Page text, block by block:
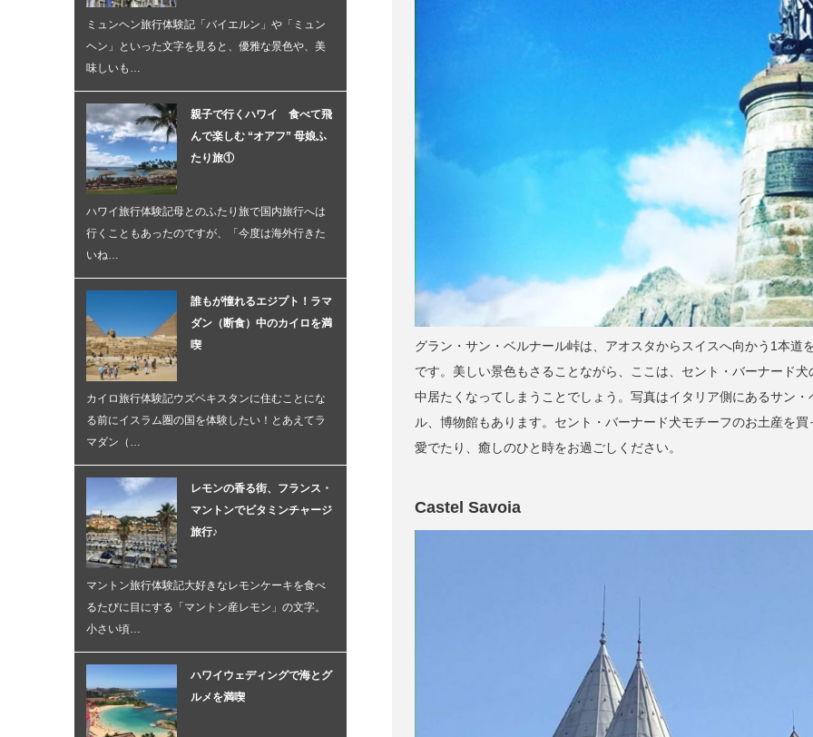
グラン・サン・ベルナール峠は、アオスタからスイスへ向かう1本
です。美しい景色もさることながら、ここは、セント・バーナード
中居たくなってしまうことでしょう。写真はイタリア側にあるサン
ル、博物館もあります。セント・バーナード犬モチーフのお土産を
愛でたり、癒しのひと時をお過ごしください。
Castel Savoia
ミュンヘン旅行体験記「バイエルン」や「ミュン
ヘン」といった文字を見ると、優雅な景色や、美
味しいも…
親子で行くハワイ 食べて飛
んで楽しむ “オアフ” 母娘ふ
たり旅①
ハワイ旅行体験記母とのふたり旅で国内旅行へは
行くこともあったのですが、「今度は海外行きた
いね…
誰もが憧れるエジプト！ラマ
ダン（断食）中のカイロを満
喫
カイロ旅行体験記ウズベキスタンに住むことにな
る前にイスラム圏の国を体験したい！とあえてラ
マダン（…
レモンの香る街、フランス・
マントンでビタミンチャージ
旅行♪
マントン旅行体験記大好きなレモンケーキを食べ
るたびに目にする「マントン産レモン」の文字。
小さい頃…
ハワイウェディングで海とグ
ルメを満喫